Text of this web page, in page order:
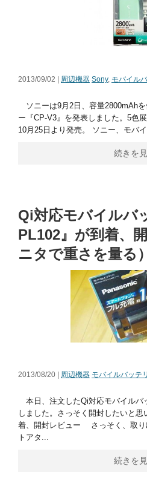
2013/09/02 | 周辺機器 Sony, モバイル
ソニーは9月2日、容量2800mAh
ー『CP-V3』を発表しました。5色
10月25日より発売。 ソニー、モバ
続きを
Qi対応モバイルバ
PL102』が到着、
ニタで重さを量る）
2013/08/20 | 周辺機器 モバイルバッテ
本日、注文したQi対応モバイルバ
しました。さっそく開封したいと思
着、開封レビュー さっそく、取り
トアタ...
続きを